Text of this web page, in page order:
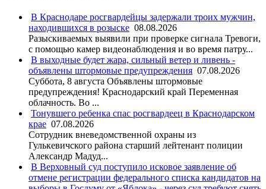
В Краснодаре росгвардейцы задержали троих мужчин,
находившихся в розыске 08.08.2026
Разыскиваемых выявили при проверке сигнала Тревоги,
с помощью камер видеонаблюдения и во время патру...
В выходные будет жара, сильный ветер и ливень -
объявлены штормовые предупреждения 07.08.2026
Суббота, 8 августа Объявлены штормовые
предупреждения! Краснодарский край Переменная
облачность. Во ...
Тонувшего ребенка спас росгвардеец в Краснодарском
крае 07.08.2026
Сотрудник вневедомственной охраны из
Гулькевичского района старший лейтенант полиции
Александр Мадуд...
В Верховный суд поступило исковое заявление об
отмене регистрации федерального списка кандидатов на